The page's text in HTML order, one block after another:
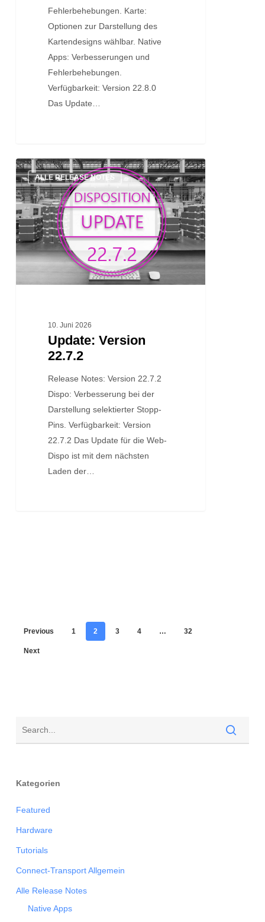
Fehlerbehebungen. Karte:
Optionen zur Darstellung des
Kartendesigns wählbar. Native
Apps: Verbesserungen und
Fehlerbehebungen.
Verfügbarkeit: Version 22.8.0
Das Update…
Update:
Version
22.7.2
ALLE RELEASE NOTES
10. Juni 2026
Update: Version
22.7.2
Release Notes: Version 22.7.2
Dispo: Verbesserung bei der
Darstellung selektierter Stopp-
Pins. Verfügbarkeit: Version
22.7.2 Das Update für die Web-
Dispo ist mit dem nächsten
Laden der…
Previous 1 2 3 4 … 32
Next
Kategorien
Featured
Hardware
Tutorials
Connect-Transport Allgemein
Alle Release Notes
Native Apps